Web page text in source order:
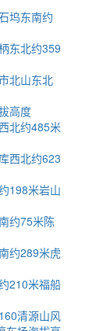
坞东南约
东北约359
北山东北
高度
北约485米
西北约623
198米岩山
约75米陈
约289米虎
210米福船
清源山风